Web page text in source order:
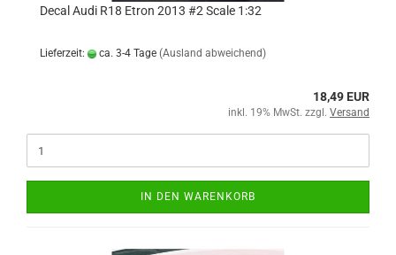
Decal Audi R18 Etron 2013 #2 Scale 1:32
Lieferzeit: ca. 3-4 Tage (Ausland abweichend)
18,49 EUR
inkl. 19% MwSt. zzgl. Versand
IN DEN WARENKORB